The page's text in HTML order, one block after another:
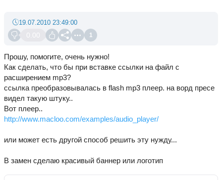
0.00 1
19.07.2010 23:49:00
Прошу, помогите, очень нужно!
Как сделать, что бы при вставке ссылки на файл с
расширением mp3?
ссылка преобразовывалась в flash mp3 плеер. на ворд пресе
видел такую штуку..
Вот плеер..
http://www.macloo.com/examples/audio_player/
или может есть другой способ решить эту нужду...
В замен сделаю красивый баннер или логотип